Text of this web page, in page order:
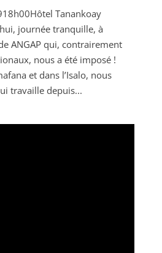
Tanankoay
journée tranquille, à
ANGAP qui, contrairement
nous a été imposé !
et dans l’Isalo, nous
travaille depuis...